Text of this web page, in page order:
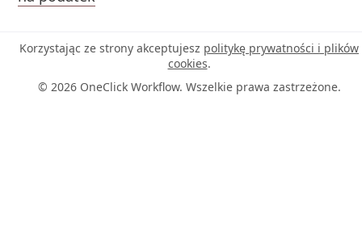
Korzystając ze strony akceptujesz politykę prywatności i plików
cookies.
© 2026 OneClick Workflow. Wszelkie prawa zastrzeżone.